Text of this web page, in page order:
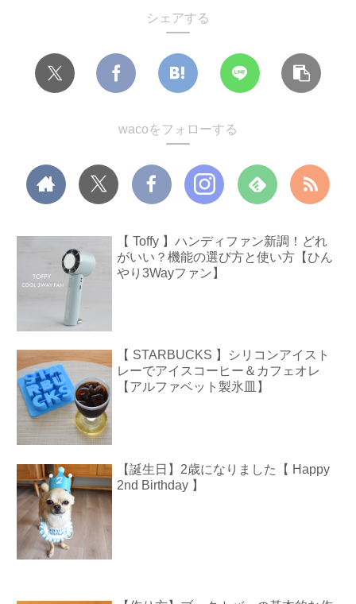
シェアする
wacoをフォローする
【 Toffy 】ハンディファン新調！どれ
がいい？機能の選び方と使い方【ひん
やり3Wayファン】
【 STARBUCKS 】シリコンアイスト
レーでアイスコーヒー＆カフェオレ
【アルファベット製氷皿】
【誕生日】2歳になりました【 Happy
2nd Birthday 】